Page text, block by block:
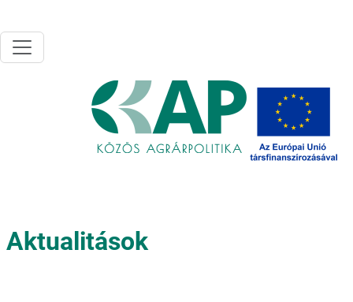
Aktualitások